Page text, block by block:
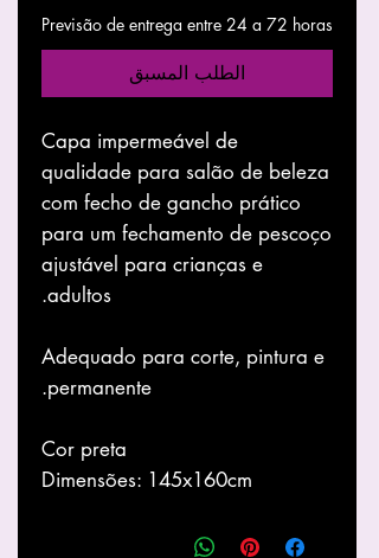
Previsão de entrega entre 24 a 72 horas
الطلب المسبق
Capa impermeável de
qualidade para salão de beleza
com fecho de gancho prático
para um fechamento de pescoço
ajustável para crianças e
adultos.
Adequado para corte, pintura e
permanente.
Cor preta
Dimensões: 145x160cm